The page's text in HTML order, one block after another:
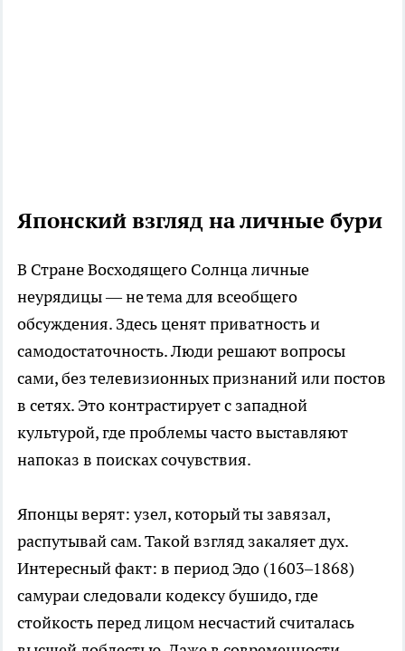
Японский взгляд на личные бури
В Стране Восходящего Солнца личные
неурядицы — не тема для всеобщего
обсуждения. Здесь ценят приватность и
самодостаточность. Люди решают вопросы
сами, без телевизионных признаний или постов
в сетях. Это контрастирует с западной
культурой, где проблемы часто выставляют
напоказ в поисках сочувствия.
Японцы верят: узел, который ты завязал,
распутывай сам. Такой взгляд закаляет дух.
Интересный факт: в период Эдо (1603–1868)
самураи следовали кодексу бушидо, где
стойкость перед лицом несчастий считалась